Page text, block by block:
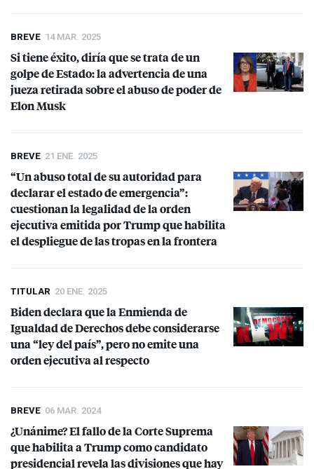
BREVE 14 MAR. 2025
Si tiene éxito, diría que se trata de un
golpe de Estado: la advertencia de una
jueza retirada sobre el abuso de poder de
Elon Musk
BREVE 21 ENE. 2025
“Un abuso total de su autoridad para
declarar el estado de emergencia”:
cuestionan la legalidad de la orden
ejecutiva emitida por Trump que habilita
el despliegue de las tropas en la frontera
TITULAR 20 ENE. 2025
Biden declara que la Enmienda de
Igualdad de Derechos debe considerarse
una “ley del país”, pero no emite una
orden ejecutiva al respecto
BREVE 06 MAR. 2024
¿Unánime? El fallo de la Corte Suprema
que habilita a Trump como candidato
presidencial revela las divisiones que hay